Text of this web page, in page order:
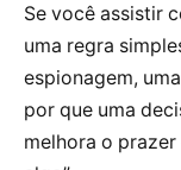
Se você assistir
uma regra
espionagem,
por que uma
melhora o prazer